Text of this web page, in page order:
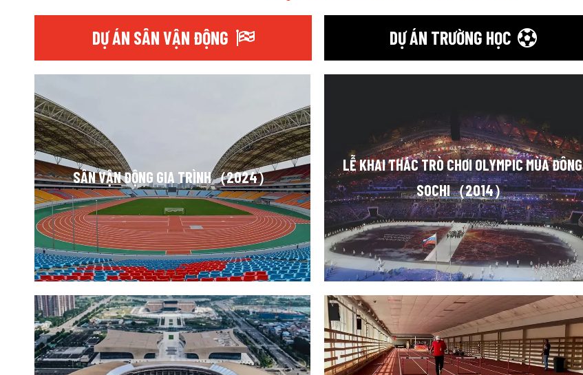
DỰ ÁN SÂN VẬN ĐỘNG DỰ ÁN TRƯỜNG HỌC
SÂN VẬN ĐỘNG GIA TRÌNH（2024）
LỄ KHAI THÁC TRÒ CHƠI OLYMPIC MÙA ĐÔNG
SOCHI（2014）